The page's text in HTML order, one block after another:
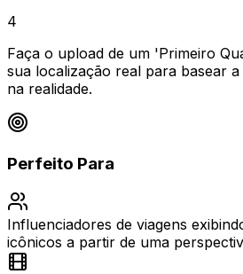
4
Faça o upload de um 'Primeiro
sua localização real para basear
na realidade.
Perfeito Para
Influenciadores de viagens
icônicos a partir de uma